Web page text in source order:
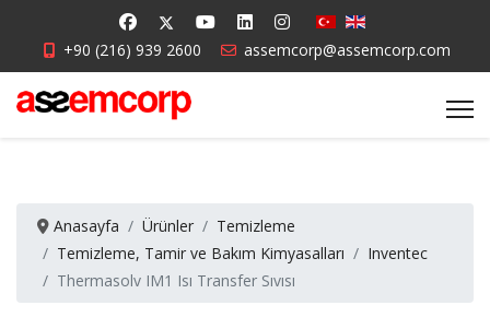
+90 (216) 939 2600 assemcorp@assemcorp.com
Anasayfa Ürünler
Temizleme
Temizleme, Tamir ve Bakım Kimyasalları
Inventec
Thermasolv IM1 Isı Transfer Sıvısı